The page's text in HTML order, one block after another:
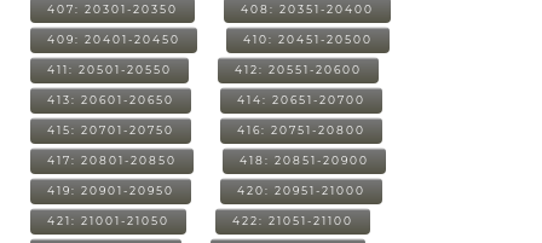
407: 20301-20350 408: 20351-20400
409: 20401-20450 410: 20451-20500
411: 20501-20550 412: 20551-20600
413: 20601-20650 414: 20651-20700
415: 20701-20750 416: 20751-20800
417: 20801-20850 418: 20851-20900
419: 20901-20950 420: 20951-21000
421: 21001-21050 422: 21051-21100